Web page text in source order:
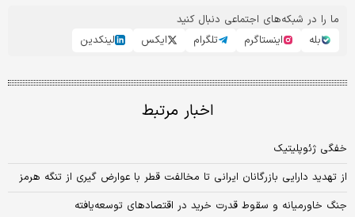
ما را در شبکه‌های اجتماعی دنبال کنید
بله
اینستاگرم تلگرام ایکس لینکدین
اخبار مرتبط
خفگی ژئوپلیتیک
از تهدید دارایی بازرگانان ایرانی تا مخالفت قطر با عوارض گیری از تنگه هرمز
جنگ خاورمیانه و سقوط قدرت خرید در اقتصادهای توسعه‌یافته